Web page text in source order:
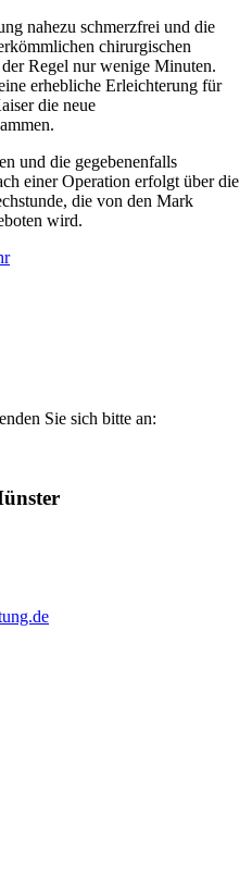
nahezu schmerzfrei und die
chirurgischen
Regel nur wenige Minuten.
erhebliche Erleichterung für
die neue
und die gegebenenfalls
einer Operation erfolgt über die
die von den Mark
wird.
Sie sich bitte an: